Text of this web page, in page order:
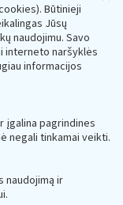
Būtinieji
Jūsų
naudojimu. Savo
interneto naršyklės
informacijos
įgalina pagrindines
negali tinkamai veikti.
naudojimą ir
el.paštas:
Lietuvos
Juridinių